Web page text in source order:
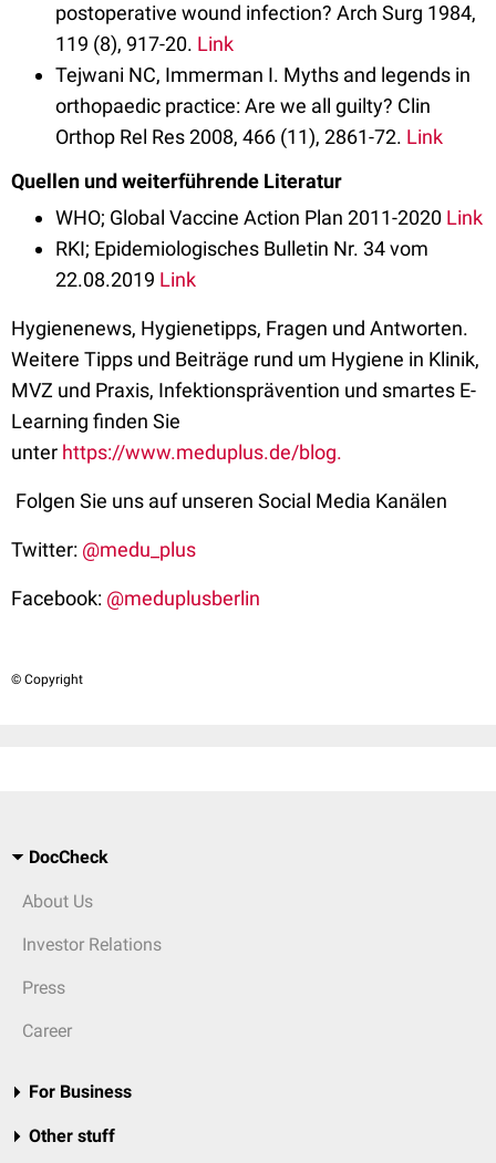
postoperative wound infection? Arch Surg 1984,
119 (8), 917-20. Link
Tejwani NC, Immerman I. Myths and legends in
orthopaedic practice: Are we all guilty? Clin
Orthop Rel Res 2008, 466 (11), 2861-72. Link
Quellen und weiterführende Literatur
WHO; Global Vaccine Action Plan 2011-2020 Link
RKI; Epidemiologisches Bulletin Nr. 34 vom
22.08.2019 Link
Hygienenews, Hygienetipps, Fragen und Antworten.
Weitere Tipps und Beiträge rund um Hygiene in Klinik,
MVZ und Praxis, Infektionsprävention und smartes E-
Learning finden Sie
unter https://www.meduplus.de/blog.
Folgen Sie uns auf unseren Social Media Kanälen
Twitter: @medu_plus
Facebook: @meduplusberlin
© Copyright
DocCheck
About Us
Investor Relations
Press
Career
For Business
Other stuff